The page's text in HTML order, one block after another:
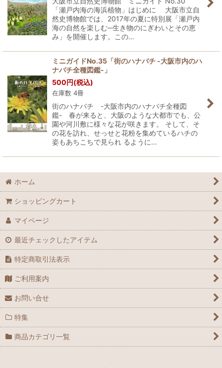
「瀬戸内海の海浜植物」はじめに 大阪市立自
然史博物館では、2017年の夏に特別展「瀬戸内
海の自然を楽しむ─生き物のにぎわいとその恵
み」を開催します。この…
ミニガイドNo.35「街のハナバチ -大阪市内のハ
ナバチ全種図鑑-」
500円(税込)
在庫数 4冊
街のハナバチ -大阪市内のハナバチ全種図
鑑- 春が来ると、大阪のような大都市でも、公
園や河川敷に様々な花が咲きます。 そして、そ
の花を訪れ、せっせと花粉を集めているハチの
姿もあちこちで見られ るように…
ホーム
ショッピングカート
マイページ
最近チェックしたアイテム
特定商取引法表示
ご利用案内
お問い合せ
特集
商品カテゴリ一覧